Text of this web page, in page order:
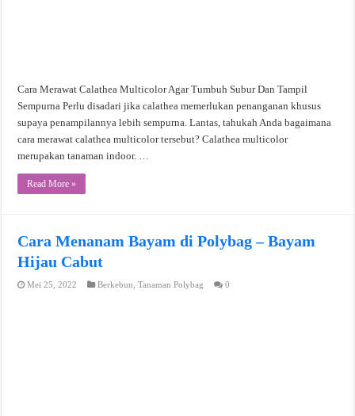
Cara Merawat Calathea Multicolor Agar Tumbuh Subur Dan Tampil
Sempurna Perlu disadari jika calathea memerlukan penanganan khusus
supaya penampilannya lebih sempurna. Lantas, tahukah Anda bagaimana
cara merawat calathea multicolor tersebut? Calathea multicolor
merupakan tanaman indoor. …
Read More »
Cara Menanam Bayam di Polybag – Bayam
Hijau Cabut
Mei 25, 2022 Berkebun ,Tanaman Polybag 0